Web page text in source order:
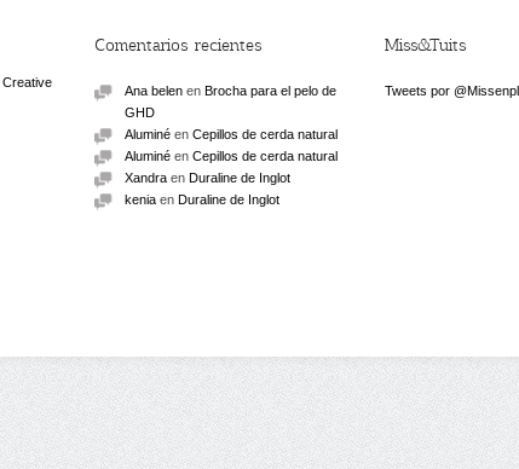
Creative
Comentarios recientes
Ana belen en Brocha para el pelo de
GHD
Aluminé en Cepillos de cerda natural
Aluminé en Cepillos de cerda natural
Xandra en Duraline de Inglot
kenia en Duraline de Inglot
Miss&Tuits
Tweets por